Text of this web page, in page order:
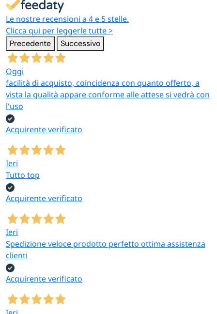
Le nostre recensioni a 4 e 5 stelle.
Clicca qui per leggerle tutte >
Precedente Successivo
Oggi
facilità di acquisto, coincidenza con quanto offerto, a
vista la qualità appare conforme alle attese si vedrà con
l'uso
Acquirente verificato
Ieri
Tutto top
Acquirente verificato
Ieri
Spedizione veloce prodotto perfetto ottima assistenza
clienti
Acquirente verificato